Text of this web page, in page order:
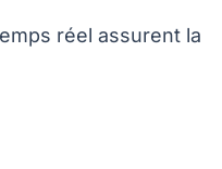
réel assurent la